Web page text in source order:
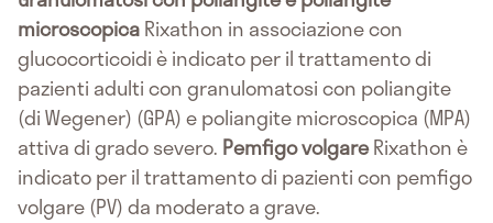
microscopicaRixathon in associazione con
glucocorticoidi è indicato per il trattamento di
pazienti adulti con granulomatosi con poliangite
(di Wegener) (GPA) e poliangite microscopica (MPA)
attiva di grado severo. Pemfigo volgareRixathon è
indicato per il trattamento di pazienti con pemfigo
volgare (PV) da moderato a grave.